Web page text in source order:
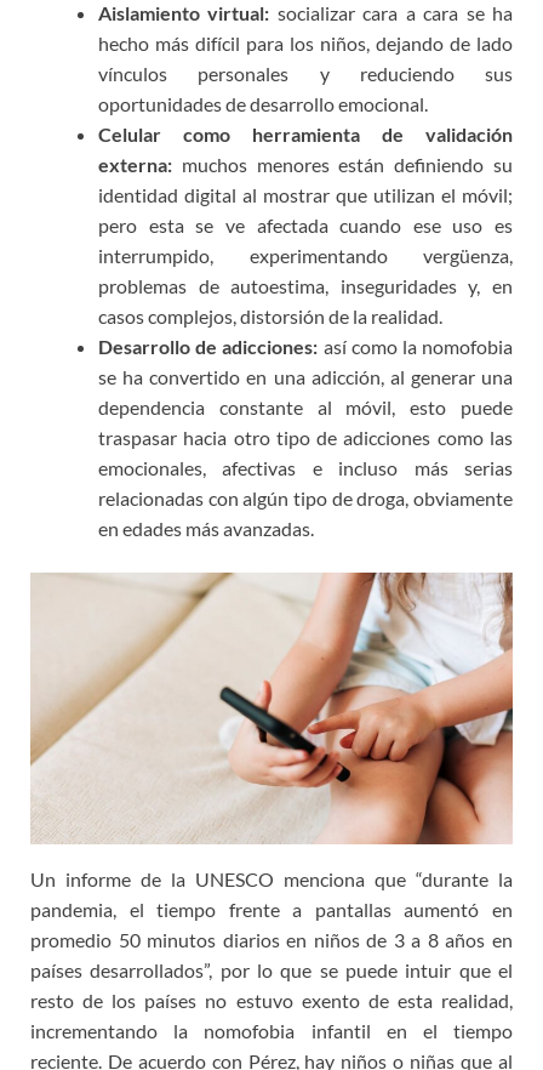
Aislamiento virtual: socializar cara a cara se ha
hecho más difícil para los niños, dejando de lado
vínculos personales y reduciendo sus
oportunidades de desarrollo emocional.
Celular como herramienta de validación
externa: muchos menores están definiendo su
identidad digital al mostrar que utilizan el móvil;
pero esta se ve afectada cuando ese uso es
interrumpido, experimentando vergüenza,
problemas de autoestima, inseguridades y, en
casos complejos, distorsión de la realidad.
Desarrollo de adicciones: así como la nomofobia
se ha convertido en una adicción, al generar una
dependencia constante al móvil, esto puede
traspasar hacia otro tipo de adicciones como las
emocionales, afectivas e incluso más serias
relacionadas con algún tipo de droga, obviamente
en edades más avanzadas.
Un informe de la UNESCO menciona que “durante la
pandemia, el tiempo frente a pantallas aumentó en
promedio 50 minutos diarios en niños de 3 a 8 años en
países desarrollados”, por lo que se puede intuir que el
resto de los países no estuvo exento de esta realidad,
incrementando la nomofobia infantil en el tiempo
reciente. De acuerdo con Pérez, hay niños o niñas que al